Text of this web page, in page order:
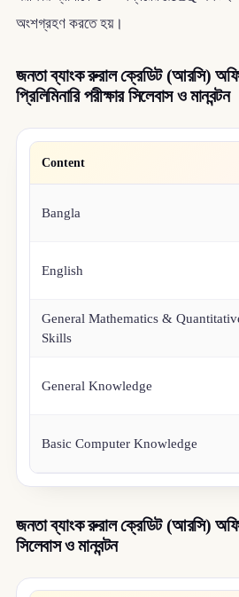
অংশগ্রহণ করতে হয়।
জনতা ব্যাংক রুরাল ক্রেডিট (আরসি)
প্রিলিমিনারি পরীক্ষার সিলেবাস ও মানবন্টন
Content
Bangla
English
General Mathematics &
Skills
General Knowledge
Basic Computer Knowledge
জনতা ব্যাংক রুরাল ক্রেডিট (আরসি)
সিলেবাস ও মানবন্টন